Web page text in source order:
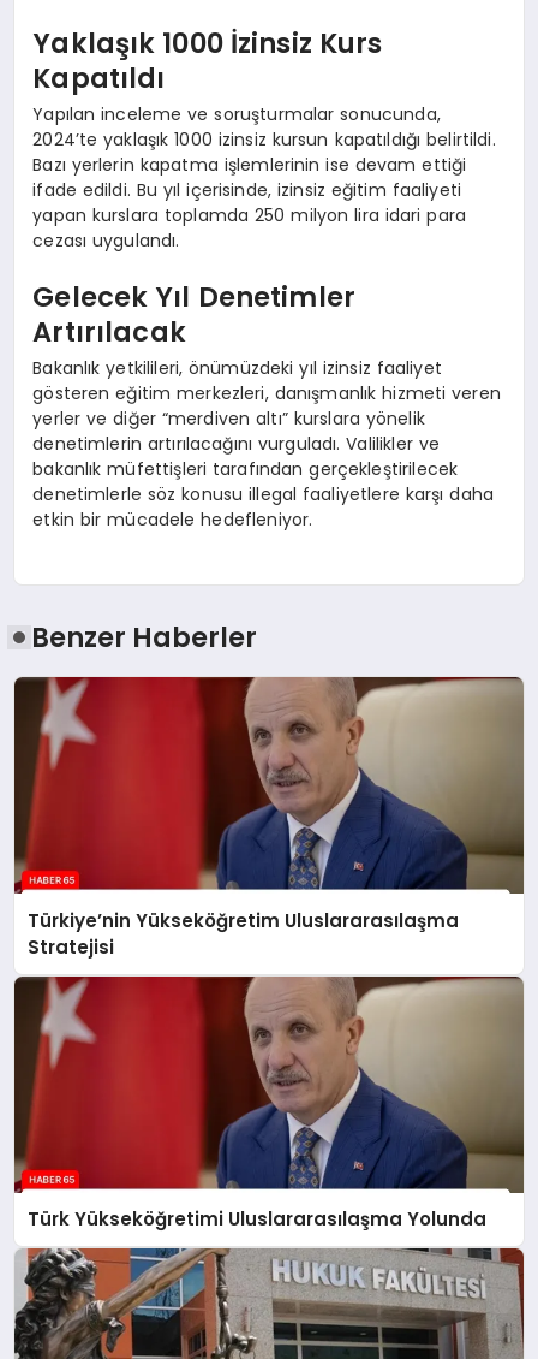
Yaklaşık 1000 İzinsiz Kurs
Kapatıldı
Yapılan inceleme ve soruşturmalar sonucunda,
2024’te yaklaşık 1000 izinsiz kursun kapatıldığı belirtildi.
Bazı yerlerin kapatma işlemlerinin ise devam ettiği
ifade edildi. Bu yıl içerisinde, izinsiz eğitim faaliyeti
yapan kurslara toplamda 250 milyon lira idari para
cezası uygulandı.
Gelecek Yıl Denetimler
Artırılacak
Bakanlık yetkilileri, önümüzdeki yıl izinsiz faaliyet
gösteren eğitim merkezleri, danışmanlık hizmeti veren
yerler ve diğer “merdiven altı” kurslara yönelik
denetimlerin artırılacağını vurguladı. Valilikler ve
bakanlık müfettişleri tarafından gerçekleştirilecek
denetimlerle söz konusu illegal faaliyetlere karşı daha
etkin bir mücadele hedefleniyor.
Benzer Haberler
Türkiye’nin Yükseköğretim Uluslararasılaşma
Stratejisi
Türk Yükseköğretimi Uluslararasılaşma Yolunda